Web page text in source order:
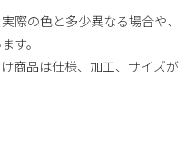
際の色と多少異なる場合や、
す。
商品は仕様、加工、サイズが